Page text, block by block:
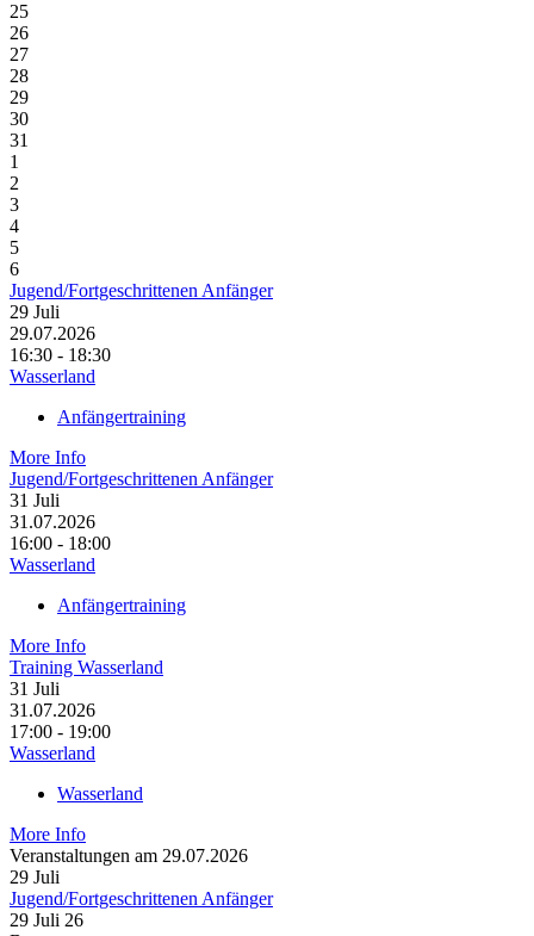
25
26
27
28
29
30
31
1
2
3
4
5
6
Jugend/Fortgeschrittenen Anfänger
29 Juli
29.07.2026
16:30 - 18:30
Wasserland
Anfängertraining
More Info
Jugend/Fortgeschrittenen Anfänger
31 Juli
31.07.2026
16:00 - 18:00
Wasserland
Anfängertraining
More Info
Training Wasserland
31 Juli
31.07.2026
17:00 - 19:00
Wasserland
Wasserland
More Info
Veranstaltungen am 29.07.2026
29 Juli
Jugend/Fortgeschrittenen Anfänger
29 Juli 26